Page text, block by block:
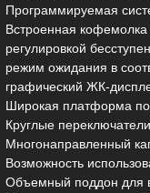
Программируемая
Встроенная
регулировкой
режим ожидания в
графический ЖК-
Широкая платформа
Круглые
Многонаправленный
Возможность
Объемный поддон для